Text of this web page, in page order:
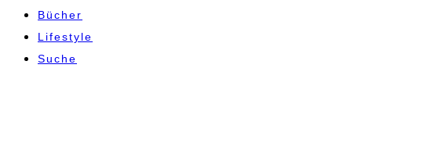
Bücher
Lifestyle
Suche